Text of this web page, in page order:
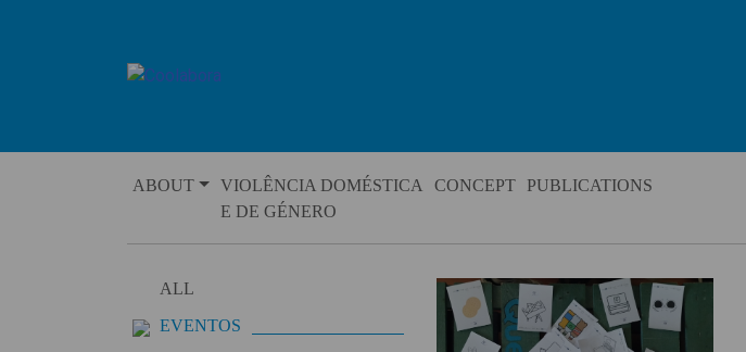
ABOUT
VIOLÊNCIA DOMÉSTICA
E DE GÉNERO
CONCEPT PUBLICATIONS
ALL
EVENTOS